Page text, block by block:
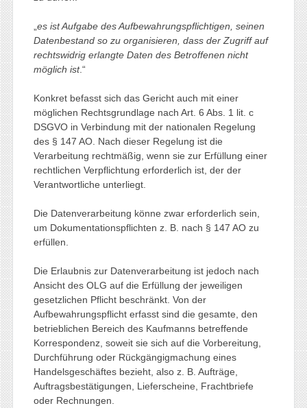
es ist Aufgabe des Aufbewahrungspflichtigen, seinen
Datenbestand so zu organisieren, dass der Zugriff auf
rechtswidrig erlangte Daten des Betroffenen nicht
möglich ist.“
Konkret befasst sich das Gericht auch mit einer
möglichen Rechtsgrundlage nach Art. 6 Abs. 1 lit. c
DSGVO in Verbindung mit der nationalen Regelung
des § 147 AO. Nach dieser Regelung ist die
Verarbeitung rechtmäßig, wenn sie zur Erfüllung einer
rechtlichen Verpflichtung erforderlich ist, der der
Verantwortliche unterliegt.
Die Datenverarbeitung könne zwar erforderlich sein,
um Dokumentationspflichten z. B. nach § 147 AO zu
erfüllen.
Die Erlaubnis zur Datenverarbeitung ist jedoch nach
Ansicht des OLG auf die Erfüllung der jeweiligen
gesetzlichen Pflicht beschränkt. Von der
Aufbewahrungspflicht erfasst sind die gesamte, den
betrieblichen Bereich des Kaufmanns betreffende
Korrespondenz, soweit sie sich auf die Vorbereitung,
Durchführung oder Rückgängigmachung eines
Handelsgeschäftes bezieht, also z. B. Aufträge,
Auftragsbestätigungen, Lieferscheine, Frachtbriefe
oder Rechnungen.